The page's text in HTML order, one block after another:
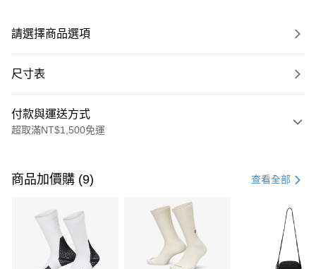
請選擇商品選項
尺寸表
付款與運送方式
超取滿NT$1,500免運
信用卡一次付款
3 期 0 利率 每期 21家銀行
合作金庫商業銀行
第一商業銀行
華南商業銀行
彰化商業銀行
商品加價購 (9) 查看全部